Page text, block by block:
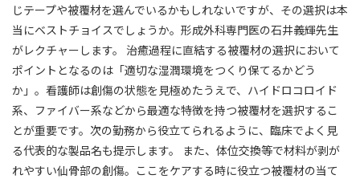
じテープや被覆材を選んでいるかもしれないですが、その選択は本
当にベストチョイスでしょうか。形成外科専門医の石井義輝先生
がレクチャーします。 治癒過程に直結する被覆材の選択において
ポイントとなるのは「適切な湿潤環境をつくり保てるかどう
か」。看護師は創傷の状態を見極めたうえで、ハイドロコロイド
系、ファイバー系などから最適な特徴を持つ被覆材を選択するこ
とが重要です。次の勤務から役立てられるように、臨床でよく見
る代表的な製品名も提示します。 また、体位交換等で材料が剥が
れやすい仙骨部の創傷。ここをケアする時に役立つ被覆材の当て